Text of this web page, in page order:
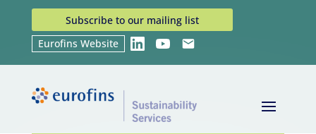
Subscribe to our mailing list
Eurofins Website
LinkedInYouTubeEmail
Rhian Owen